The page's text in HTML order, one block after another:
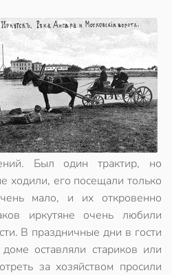
Был один трактир, но
ходили, его посещали только
мало, и их откровенно
иркутяне очень любили
В праздничные дни в гости
оставляли стариков или
за хозяйством просили